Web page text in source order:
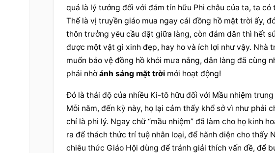
quả là lý tưởng đối với đám tín hữu Phi châu của ta, ta
Thế là vị truyền giáo mua ngay cái đồng hồ mặt trời ấy,
thôn trưởng yêu cầu đặt giữa làng, còn đám dân thì hết
được một vật gì xinh đẹp, hay ho và ích lợi như vậy. Nhà
muốn bảo vệ đồng hồ khỏi mưa nắng, dân làng đã cùng
phải nhờ ánh sáng mặt trời mới hoạt động!
Đó là thái độ của nhiều Ki-tô hữu đối với Mầu nhiệm
Mỗi năm, đến kỳ này, họ lại cảm thấy khổ sở vì như phải
chí là phi lý. Ngay chữ “mầu nhiệm” đã làm cho họ kinh
ra để thách thức trí tuệ nhân loại, để hãnh diện cho thấy
chiêu thức Giáo Hội dùng để tránh giải thích vấn đề, để